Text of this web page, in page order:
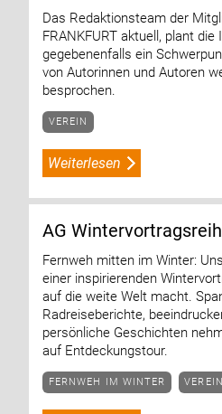
Das Redaktionsteam der
FRANKFURT aktuell, plant die
gegebenenfalls ein
von Autorinnen und Autoren
besprochen.
Weiterlesen
VEREIN
AG
Fernweh mitten im Winter:
einer inspirierenden
auf die weite Welt macht.
Radreiseberichte,
persönliche Geschichten
auf Entdeckungstour.
FERNWEH IM WINTER VEREIN